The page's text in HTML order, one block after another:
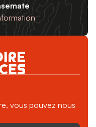
vous pouvez nous